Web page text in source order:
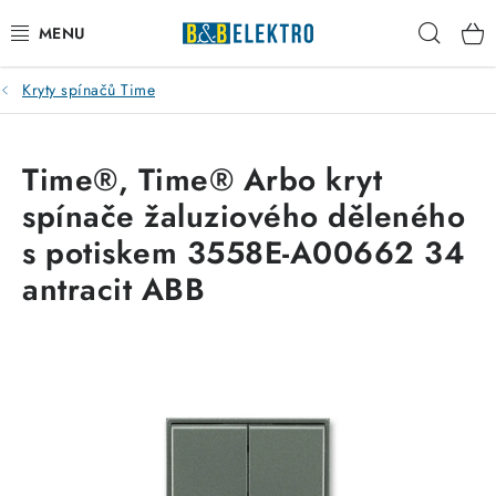
na
obsah
Reklamace / Vrácení zboží
Kontakty
VYTÁPĚNÍ
Kryty spínačů Time
Time®, Time® Arbo kryt
spínače žaluziového děleného
s potiskem 3558E-A00662 34
antracit ABB